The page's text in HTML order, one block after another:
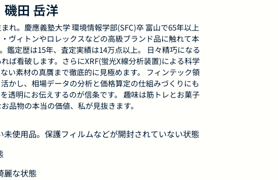
磯田 岳洋
れ。慶應義塾大学 環境情報学部(SFC)卒 富山で65年以上
ヴィトンやロレックスなどの高級ブランド品に触れて本
鑑定歴は15年、査定実績は14万点以上。 日々精巧になる
ば看破します。さらにXRF(蛍光X線分析装置)による科学
い素材の真贋まで徹底的に見極めます。 フィンテック領
かし、相場データの分析と価格算定の仕組みづくりにも
透明にお伝えするのが信条です。 趣味は筋トレとお菓子
品物の本当の価値、私が見抜きます。
使用品。保護フィルムなどが開封されていない状態
麗な状態